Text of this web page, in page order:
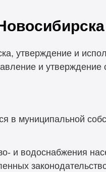
утверждение и
и утверждение
в муниципальной
и водоснабжения